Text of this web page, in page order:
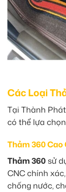
Các Loại
Tại Thành
có thể lựa
Thảm 360 Cao
Thảm 360sử
CNC chính
chống nước,